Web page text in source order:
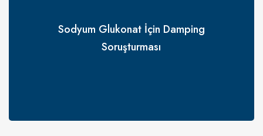
Sodyum Glukonat İçin Damping
Soruşturması